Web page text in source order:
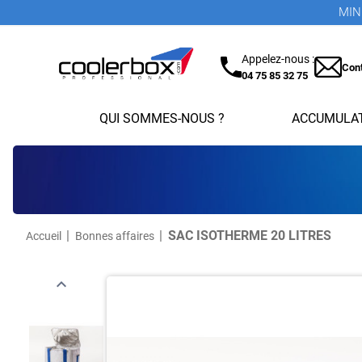
Appelez-nous :
04 75 85 32 75
QUI SOMMES-NOUS ?
Accueil Bonnes affaires SAC ISOTHERME 20 LITRES
